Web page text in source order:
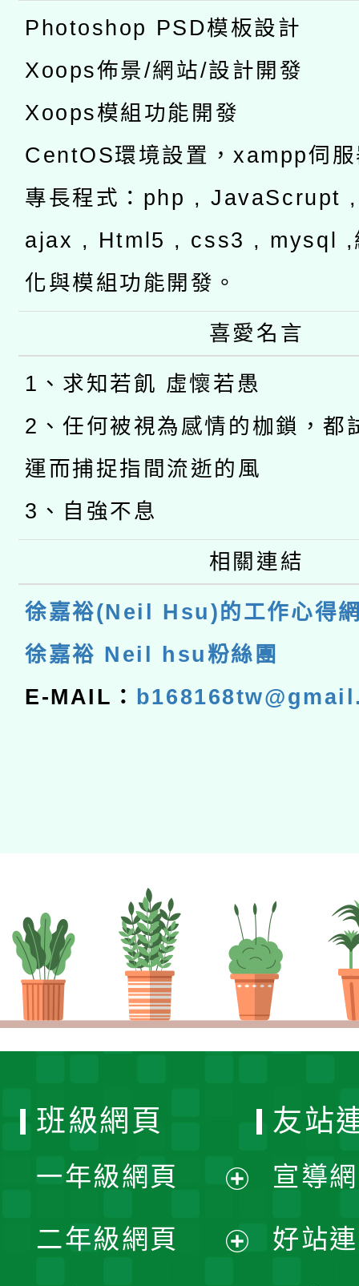
Photoshop PSD模板設計
Xoops佈景/網站/設計開發
Xoops模組功能開發
CentOS環境設置，xampp伺
專長程式：php , JavaScrupt
ajax , Html5 , css3 , mysql ,
化與模組功能開發。
喜愛名言
1、求知若飢 虛懷若愚
2、任何被視為感情的枷鎖，都
運而捕捉指間流逝的風
3、自強不息
相關連結
徐嘉裕(Neil Hsu)的工作心得
徐嘉裕 Neil hsu粉絲團
E-MAIL：
班級網頁
一年級網頁
開
二年級網頁
友站
宣導
好站